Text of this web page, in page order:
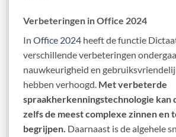
Verbeteringen in Office 2024
In Office 2024 heeft de functie
verschillende verbeteringen
nauwkeurigheid en
hebben verhoogd. Met verbeterde
spraakherkenningstechnologie kan
zelfs de meest complexe zinnen en
begrijpen. Daarnaast is de algehele